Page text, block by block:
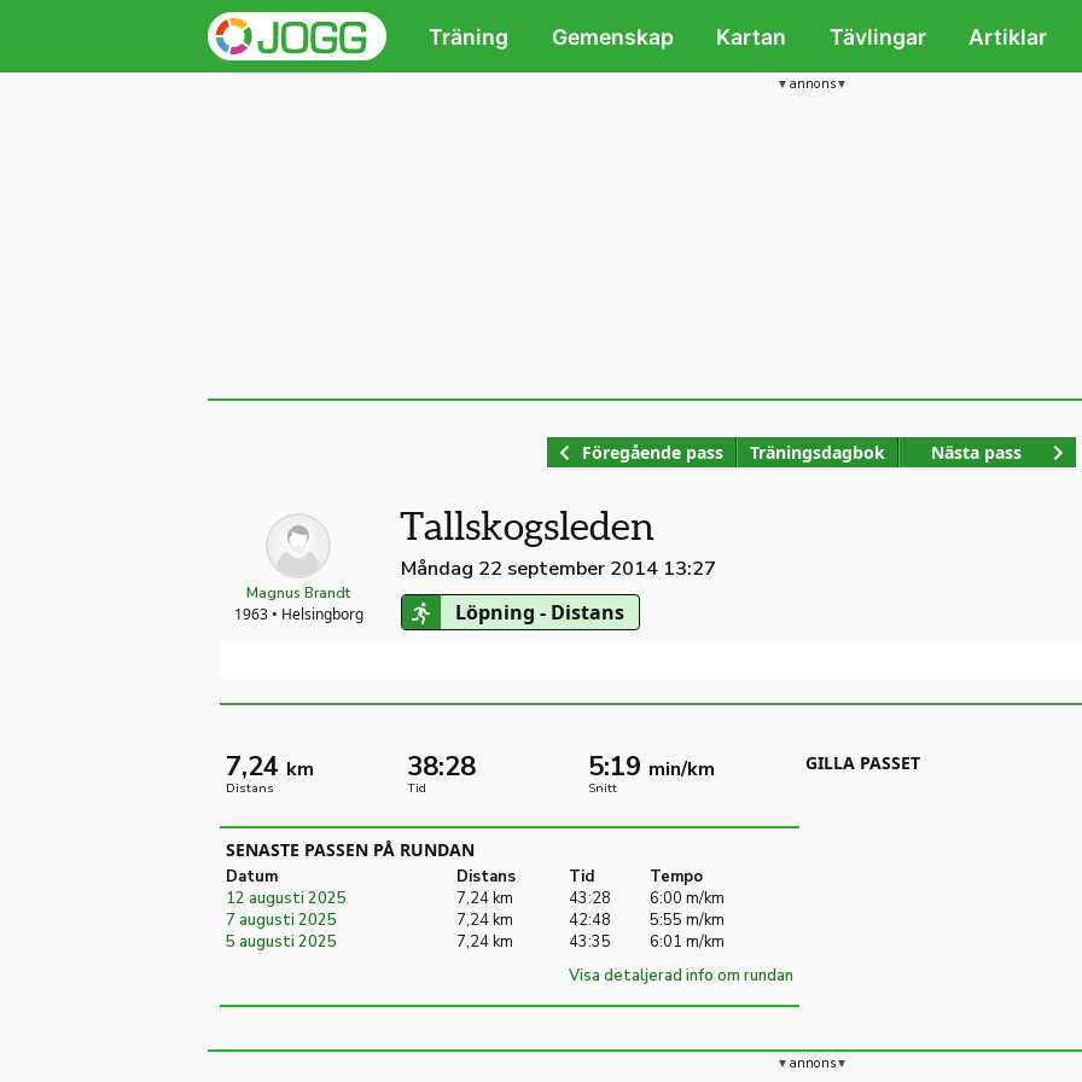
Träning Gemenskap Kartan Tävlingar Artiklar
annons
Föregående pass Träningsdagbok Nästa pass
Magnus Brandt
1963 • Helsingborg
Tallskogsleden
Måndag 22 september 2014 13:27
Löpning - Distans
7,24 km
Distans
38:28
Tid
5:19 min/km
Snitt
SENASTE PASSEN PÅ RUNDAN
Datum Distans Tid
Tempo
12 augusti 2025
7,24 km 43:28
6:00 m/km
7 augusti 2025
7,24 km 42:48
5:55 m/km
5 augusti 2025
7,24 km 43:35
6:01 m/km
Visa detaljerad info om rundan
GILLA PASSET
annons